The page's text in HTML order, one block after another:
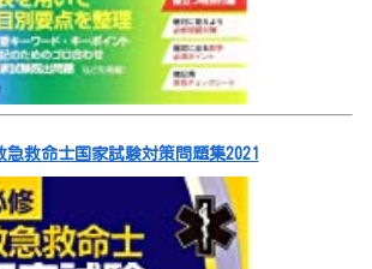
救命士国家試験対策問題集2021